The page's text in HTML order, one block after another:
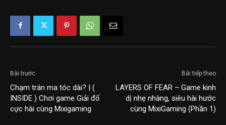
Bài trước
Chạm trán ma tóc dài? | (
INSIDE ) Chơi game Giải đố
cực hài cùng Mixigaming
Bài tiếp theo
LAYERS OF FEAR – Game kinh
dị nhẹ nhàng, siêu hài hước
cùng MixiGaming (Phần 1)